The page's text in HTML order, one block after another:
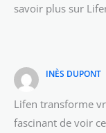
savoir plus sur
INÈS DUPONT
Lifen transforme
fascinant de voir